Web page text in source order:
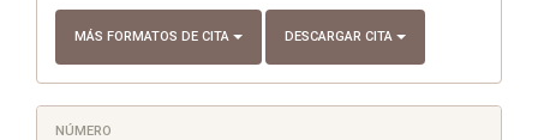
MÁS FORMATOS DE CITA DESCARGAR CITA
NÚMERO